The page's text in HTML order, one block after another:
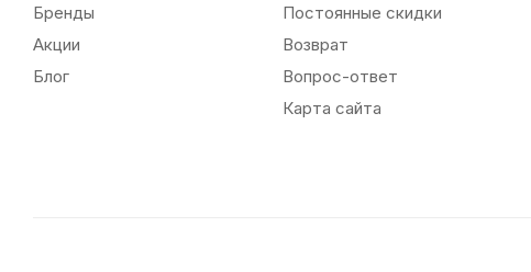
Бренды
Акции
Блог
Постоянные скидки
Возврат
Вопрос-ответ
Карта сайта